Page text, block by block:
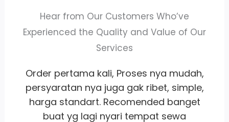
Hear from Our Customers Who’ve
Experienced the Quality and Value of Our
Services
Whort it bangetpelayananramah
satset recomm banget lah pokoknya
buat sewa motor area jakarta